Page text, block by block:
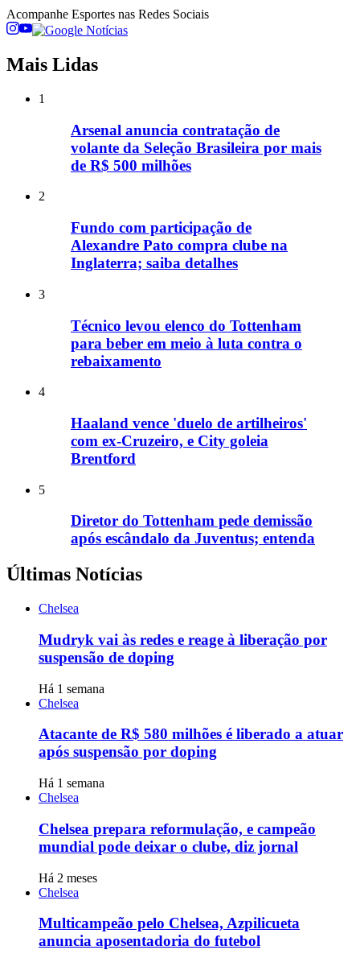
Acompanhe Esportes nas Redes Sociais
Mais Lidas
1
Arsenal anuncia contratação de
volante da Seleção Brasileira por mais
de R$ 500 milhões
2
Fundo com participação de
Alexandre Pato compra clube na
Inglaterra; saiba detalhes
3
Técnico levou elenco do Tottenham
para beber em meio à luta contra o
rebaixamento
4
Haaland vence 'duelo de artilheiros'
com ex-Cruzeiro, e City goleia
Brentford
5
Diretor do Tottenham pede demissão
após escândalo da Juventus; entenda
Últimas Notícias
Chelsea
Mudryk vai às redes e reage à liberação por
suspensão de doping
Há 1 semana
Chelsea
Atacante de R$ 580 milhões é liberado a atuar
após suspensão por doping
Há 1 semana
Chelsea
Chelsea prepara reformulação, e campeão
mundial pode deixar o clube, diz jornal
Há 2 meses
Chelsea
Multicampeão pelo Chelsea, Azpilicueta
anuncia aposentadoria do futebol